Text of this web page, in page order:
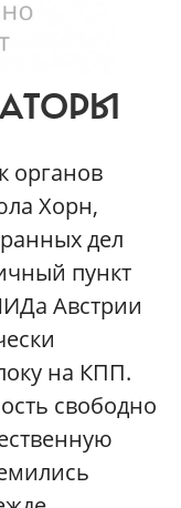
органов
Хорн,
дел
пункт
Австрии
на КПП.
свободно